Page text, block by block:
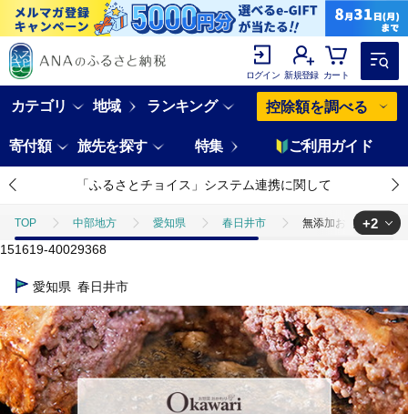
ログイン 新規登録 カート
カテゴリ 地域 ランキング 控除額を調べる
寄付額 旅先を探す 特集 ご利用ガイド
「ふるさとチョイス」システム連携に関して
TOP 中部地方 愛知県 春日井市 無添加お惣菜のプレ
TOP 肉
TOP 肉 加工肉
+2
151619-40029368
愛知県 春日井市